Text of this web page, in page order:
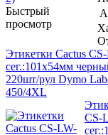
Быстрый
просмотр
Этикетки Cactus
сег.:101x54мм
220шт/рул Dymo
450/4XL
CS-